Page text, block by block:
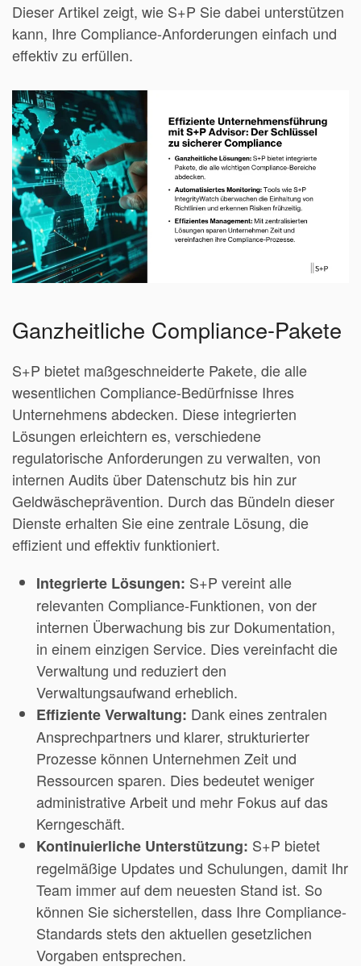
Dieser Artikel zeigt, wie S+P Sie dabei unterstützen
kann, Ihre Compliance-Anforderungen einfach und
effektiv zu erfüllen.
Ganzheitliche Compliance-Pakete
S+P bietet maßgeschneiderte Pakete, die alle
wesentlichen Compliance-Bedürfnisse Ihres
Unternehmens abdecken. Diese integrierten
Lösungen erleichtern es, verschiedene
regulatorische Anforderungen zu verwalten, von
internen Audits über Datenschutz bis hin zur
Geldwäscheprävention. Durch das Bündeln dieser
Dienste erhalten Sie eine zentrale Lösung, die
effizient und effektiv funktioniert.
Integrierte Lösungen: S+P vereint alle
relevanten Compliance-Funktionen, von der
internen Überwachung bis zur Dokumentation,
in einem einzigen Service. Dies vereinfacht die
Verwaltung und reduziert den
Verwaltungsaufwand erheblich.
Effiziente Verwaltung: Dank eines zentralen
Ansprechpartners und klarer, strukturierter
Prozesse können Unternehmen Zeit und
Ressourcen sparen. Dies bedeutet weniger
administrative Arbeit und mehr Fokus auf das
Kerngeschäft.
Kontinuierliche Unterstützung: S+P bietet
regelmäßige Updates und Schulungen, damit Ihr
Team immer auf dem neuesten Stand ist. So
können Sie sicherstellen, dass Ihre Compliance-
Standards stets den aktuellen gesetzlichen
Vorgaben entsprechen.